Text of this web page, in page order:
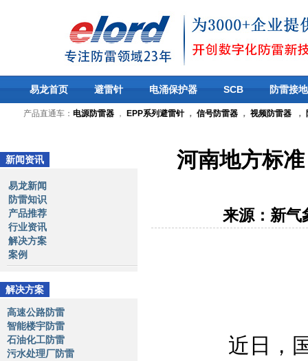
易龙首页 避雷针 电涌保护器 SCB 防雷接地
产品直通车： 电源防雷器 ， EPP系列避雷针， 信号防雷器 ， 视频防雷器 ，
新闻资讯
易龙新闻
防雷知识
产品推荐
行业资讯
解决方案
案例
解决方案
高速公路防雷
智能楼宇防雷
石油化工防雷
污水处理厂防雷
河南地方标
来源：新气
近日，国